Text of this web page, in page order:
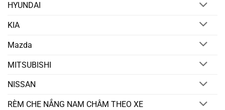
HYUNDAI
KIA
Mazda
MITSUBISHI
NISSAN
RÈM CHE NẮNG NAM CHÂM THEO XE